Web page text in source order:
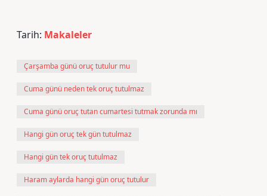
Tarih: Makaleler
Çarşamba günü oruç tutulur mu
Cuma günü neden tek oruç tutulmaz
Cuma günü oruç tutan cumartesi tutmak zorunda mı
Hangi gün oruç tek gün tutulmaz
Hangi gün tek oruç tutulmaz
Haram aylarda hangi gün oruç tutulur